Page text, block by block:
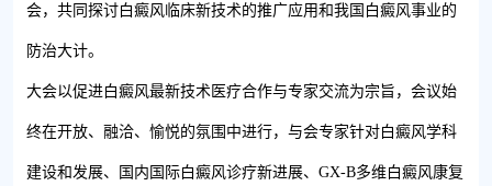
会，共同探讨白癜风临床新技术的推广应用和我国白癜风事业的
防治大计。
大会以促进白癜风最新技术医疗合作与专家交流为宗旨，会议始
终在开放、融洽、愉悦的氛围中进行，与会专家针对白癜风学科
建设和发展、国内国际白癜风诊疗新进展、GX-B多维白癜风康复